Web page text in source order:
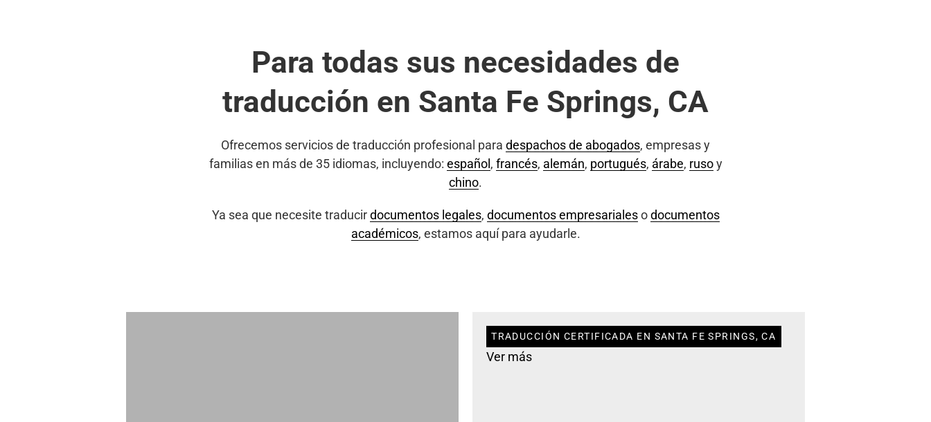
Para todas sus necesidades de
traducción en Santa Fe Springs, CA
Ofrecemos servicios de traducción profesional para despachos de abogados, empresas y
familias en más de 35 idiomas, incluyendo: español , francés, alemán, portugués, árabe, rusoy
chino.
Ya sea que necesite traducirdocumentos legales, documentos empresarialesodocumentos
académicos, estamos aquí para ayudarle.
TRADUCCIÓN CERTIFICADA EN SANTA FE SPRINGS, CA
Ver más